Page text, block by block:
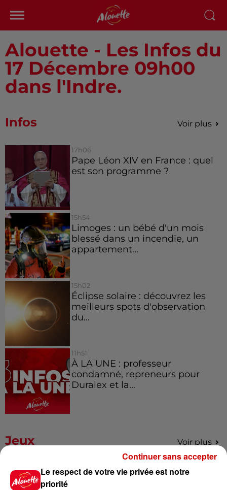
Alouette - Les Infos du
17 Décembre 09h00
dans l'Indre.
Infos Voir plus
17h06
Pape Léon XIV en France : quel
est son programme ?
15h54
Limoges : un bébé d'un mois
blessé dans un incendie, un
appartement...
15h02
Éclipse solaire : découvrez les
meilleurs spots d'observation
du...
11h51
À LA UNE : professeur
condamné, repreneurs pour
Duralex et la...
Jeux Voir plus
Le Duel - Gagnez vos entrées
pour l'un des zoos de nos
Le respect de votre vie privée est notre
priorité
Continuer sans accepter